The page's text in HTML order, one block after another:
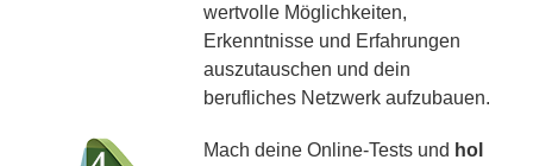
wertvolle Möglichkeiten,
Erkenntnisse und Erfahrungen
auszutauschen und dein
berufliches Netzwerk aufzubauen.
Mach deine Online-Tests und hol